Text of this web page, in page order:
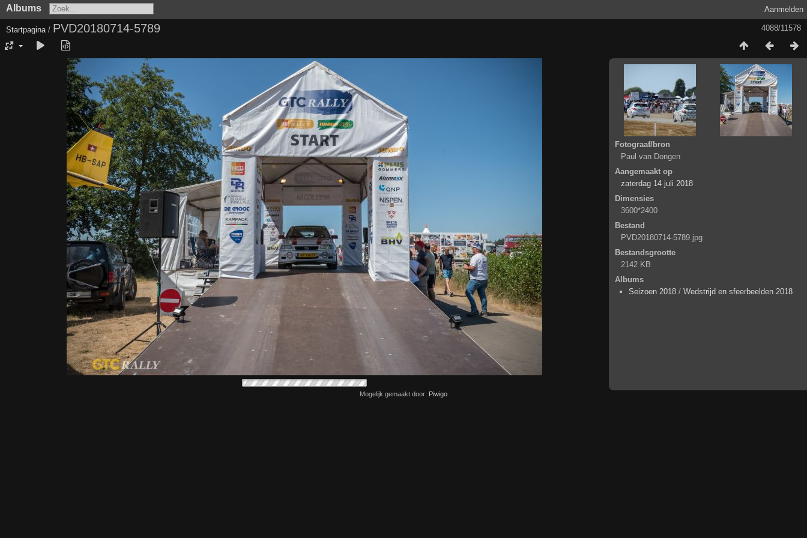
Albums Aanmelden
4088/11578
Startpagina/ PVD20180714-5789
Fotograaf/bron
Paul van Dongen
Aangemaakt op
zaterdag 14 juli 2018
Dimensies
3600*2400
Bestand
PVD20180714-5789.jpg
Bestandsgrootte
2142 KB
Albums
Seizoen 2018 / Wedstrijd en sfeerbeelden 2018
Mogelijk gemaakt door: Piwigo